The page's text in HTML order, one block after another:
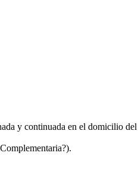
y continuada en el domicilio